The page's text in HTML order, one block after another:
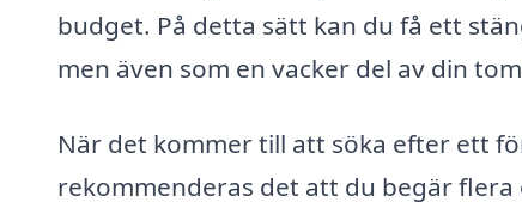
budget. På detta sätt kan du få ett
men även som en vacker del av din
När det kommer till att söka efter ett
rekommenderas det att du begär